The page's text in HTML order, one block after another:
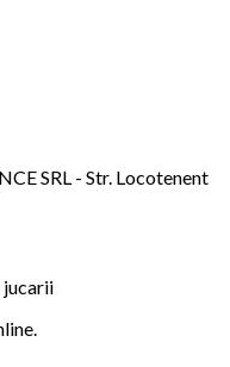
SRL - Str. Locotenent
jucarii